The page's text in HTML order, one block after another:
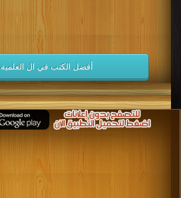
كتب 1984
كتب 1980
كتب 1978
كتب 1977 كتب 1976
كتب 1974
كتب 1973 كتب 1972
كتب 1970
كتب 1969 كتب 1968
كتب 1966
كتب 1965 كتب 1964
كتب 1962
كتب 1961 كتب 1960
كتب 1957
كتب 1952
أفضل الكتب في ال العلمية